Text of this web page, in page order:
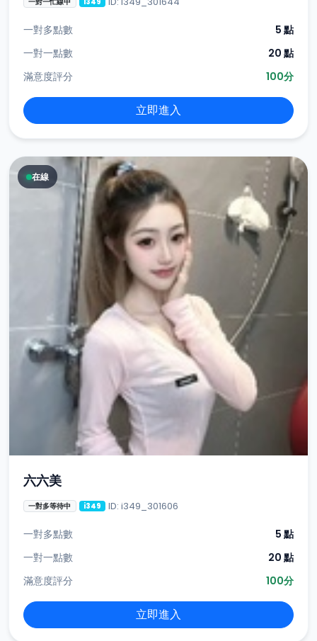
一對多點數
5 點
一對一點數
20 點
滿意度評分
100分
立即進入
在線
六六美
一對多等待中 i349 ID: i349_301606
一對多點數
5 點
一對一點數
20 點
滿意度評分
100分
立即進入